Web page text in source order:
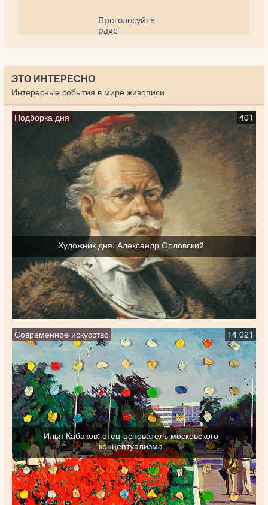
Проголосуйте
page
ЭТО ИНТЕРЕСНО
Интересные события в мире живописи
Подборка дня 401
Художник дня: Александр Орловский
Современное искусство 14 021
Илья Кабаков: отец-основатель московского
концептуализма